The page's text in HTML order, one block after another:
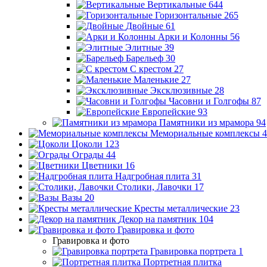
Вертикальные 644
Горизонтальные 265
Двойные 61
Арки и Колонны 56
Элитные 39
Барельеф 30
С крестом 27
Маленькие 27
Эксклюзивные 28
Часовни и Голгофы 87
Европейские 93
Памятники из мрамора 94
Мемориальные комплексы
Цоколи 123
Ограды 44
Цветники 16
Надгробная плита 31
Столики, Лавочки 17
Вазы 20
Кресты металлические 23
Декор на памятник 104
Гравировка и фото
Гравировка и фото
Гравировка портрета 1
Портретная плитка